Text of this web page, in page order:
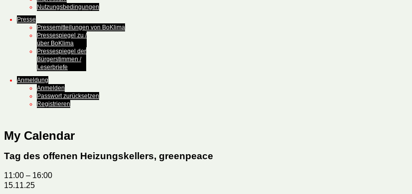
Nutzungsbedingungen
Presse
Pressemitteilungen von BoKlima
Pressespiegel zu /
über BoKlima
Pressespiegel der
Bürgerstimmen /
Leserbriefe
Anmeldung
Anmelden
Passwort zurücksetzen
Registrieren
My Calendar
Tag des offenen Heizungskellers, greenpeace
11:00 – 16:00
15.11.25